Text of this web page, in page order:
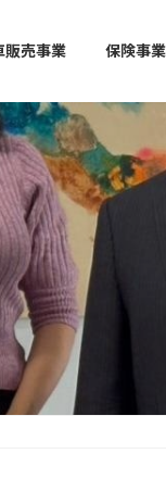
販売事業 保険事業